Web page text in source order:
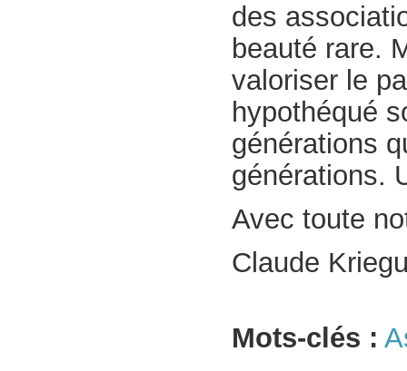
des
beauté rare.
valoriser le
hypothéqué
générations
générations.
Avec toute
Claude
Mots-clés :